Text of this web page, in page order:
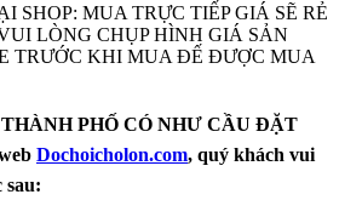
SHOP: MUA TRỰC TIẾP GIÁ SẼ RẺ
LÒNG CHỤP HÌNH GIÁ SẢN
TRƯỚC KHI MUA ĐẾ ĐƯỢC MUA
PHỐ CÓ NHƯ CẦU ĐẶT
Dochoicholon.com, quý khách vui
sau: